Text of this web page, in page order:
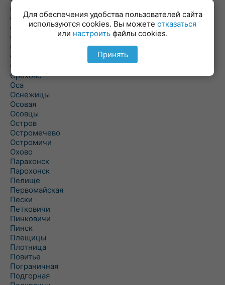
Озяты
Олтуш
Ольманы
Ольпень
Ольшаны
Омельная
Ополь
Орехово
Оса
Оснежицы
Осовая
Осовцы
Остров
Остромечево
Остромичи
Охово
Парахонск
Парохонск
Пелище
Первомайская
Пески
Петковичи
Пинковичи
Пинск
Плещицы
Плотница
Повитье
Пограничная
Подгорная
Для обеспечения удобства пользователей сайта
используются cookies. Вы можете отказаться
или настроить файлы cookies.
Принять